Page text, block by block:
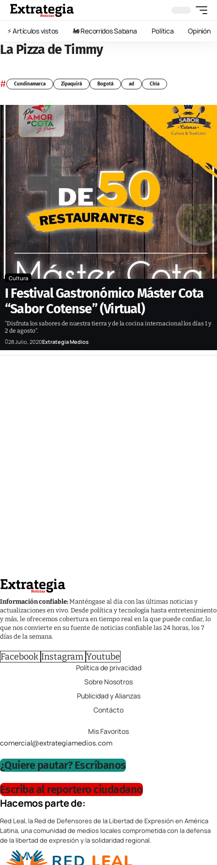
⚡️ Artículos vistos 🚂 Recorridos Sabana Política Opinión
La Pizza de Timmy
# Cundinamarca Zipaquirá Bogotá ad Chía
Cultura
I Festival Gastronómico Máster Cota
“Sabor Cotense” (Virtual)
“Disfruta los sabores de nuestra tierra y de la cocina internacional los días 1 y
2 de agosto”.
28 Julio, 2020Extrategia Medios
Información confiable:Manténgase al día con las últimas noticias y
actualizaciones en vivo. Desde política y tecnología hasta entretenimiento
y más, le ofrecemos cobertura en tiempo real en la que puede confiar, lo
que nos convierte en su fuente de noticias confiable las 24 horas, los 7
días de la semana.
Facebook Instagram Youtube
Política de privacidad
Sobre Nosotros
Publicidad y Alianzas
Contácto
Mis Favoritos
comercial@extrategiamedios.com
¿Quiere pautar? Escríbanos
Escriba al reportero ciudadano
Hacemos parte de:
Red Leal, la Red de Defensores de la Libertad de Expresión en América
Latina, una comunidad de medios locales comprometida con la defensa
de la libertad de expresión y la solidaridad regional.